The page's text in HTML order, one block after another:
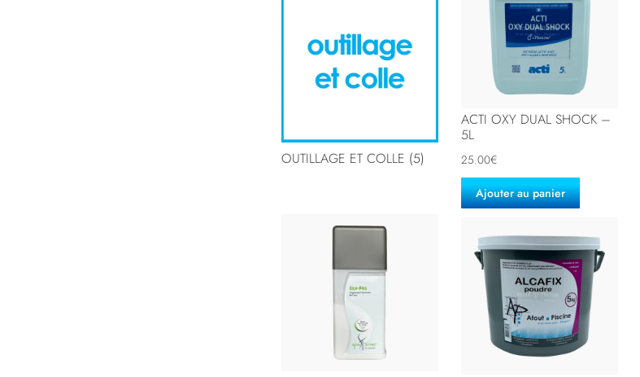
OUTILLAGE ET COLLE (5)
ACTI OXY DUAL SHOCK –
5L
25.00€
Ajouter au panier